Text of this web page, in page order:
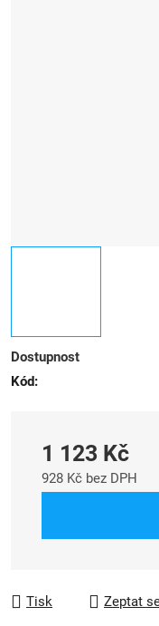
Dostupnost
Kód:
1 123 Kč
928 Kč bez DPH
Tisk Zeptat